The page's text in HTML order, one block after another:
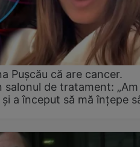
Pușcău că are cancer.
de tratament:
a început să mă înțepe